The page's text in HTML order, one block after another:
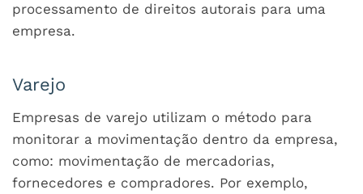
processamento de direitos autorais para uma
empresa.
Varejo
Empresas de varejo utilizam o método para
monitorar a movimentação dentro da empresa,
como: movimentação de mercadorias,
fornecedores e compradores. Por exemplo,